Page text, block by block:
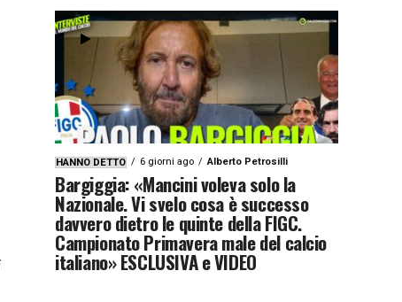
HANNO DETTO 6 giorni ago Alberto Petrosilli
Bargiggia: «Mancini voleva solo la
Nazionale. Vi svelo cosa è successo
davvero dietro le quinte della FIGC.
Campionato Primavera male del calcio
italiano» ESCLUSIVA e VIDEO